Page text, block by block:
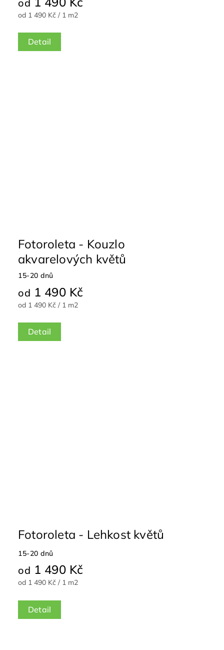
od
od 1 490 Kč / 1 m2
Detail
Fotoroleta - Kouzlo
akvarelových květů
15-20 dnů
od 1 490 Kč
od 1 490 Kč / 1 m2
Detail
Fotoroleta - Lehkost květů
15-20 dnů
od 1 490 Kč
od 1 490 Kč / 1 m2
Detail